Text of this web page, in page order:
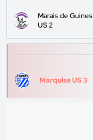
Marais de Guines
US 2
Marquise US 3